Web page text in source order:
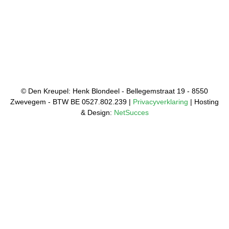
© Den Kreupel: Henk Blondeel - Bellegemstraat 19 - 8550
Zwevegem - BTW BE 0527.802.239 | Privacyverklaring | Hosting
& Design: NetSucces